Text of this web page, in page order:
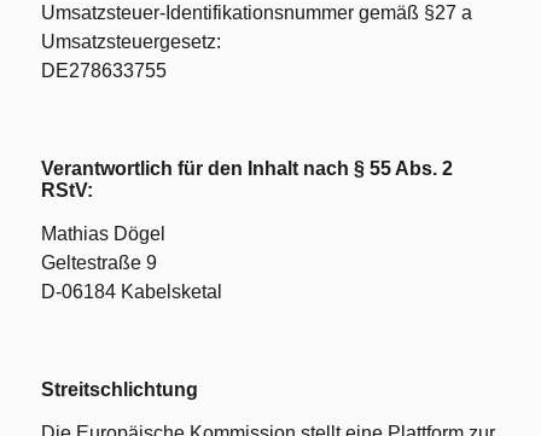
Umsatzsteuer-Identifikationsnummer gemäß §27 a
Umsatzsteuergesetz:
DE278633755
Verantwortlich für den Inhalt nach § 55 Abs. 2
RStV:
Mathias Dögel
Geltestraße 9
D-06184 Kabelsketal
Streitschlichtung